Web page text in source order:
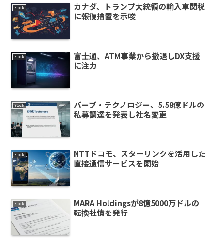
Stock
カナダ、トランプ大統領の輸入車関税
に報復措置を示唆
Stock
富士通、ATM事業から撤退しDX支援
に注力
Stock
バーブ・テクノロジー、5.58億ドルの
私募調達を発表し社名変更
Stock
NTTドコモ、スターリンクを活用した
直接通信サービスを開始
Stock
MARA Holdingsが8億5000万ドルの
転換社債を発行